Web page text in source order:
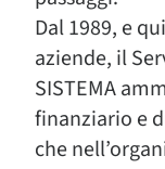
Dal 1989, e
aziende, il
SISTEMA
finanziario e
che